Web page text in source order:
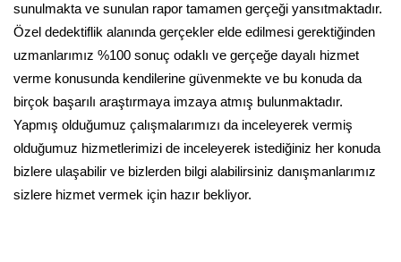
sunulmakta ve sunulan rapor tamamen gerçeği yansıtmaktadır.
Özel dedektiflik alanında gerçekler elde edilmesi gerektiğinden
uzmanlarımız %100 sonuç odaklı ve gerçeğe dayalı hizmet
verme konusunda kendilerine güvenmekte ve bu konuda da
birçok başarılı araştırmaya imzaya atmış bulunmaktadır.
Yapmış olduğumuz çalışmalarımızı da inceleyerek vermiş
olduğumuz hizmetlerimizi de inceleyerek istediğiniz her konuda
bizlere ulaşabilir ve bizlerden bilgi alabilirsiniz danışmanlarımız
sizlere hizmet vermek için hazır bekliyor.